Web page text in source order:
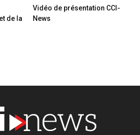
de la
Vidéo de présentation CCI-
News